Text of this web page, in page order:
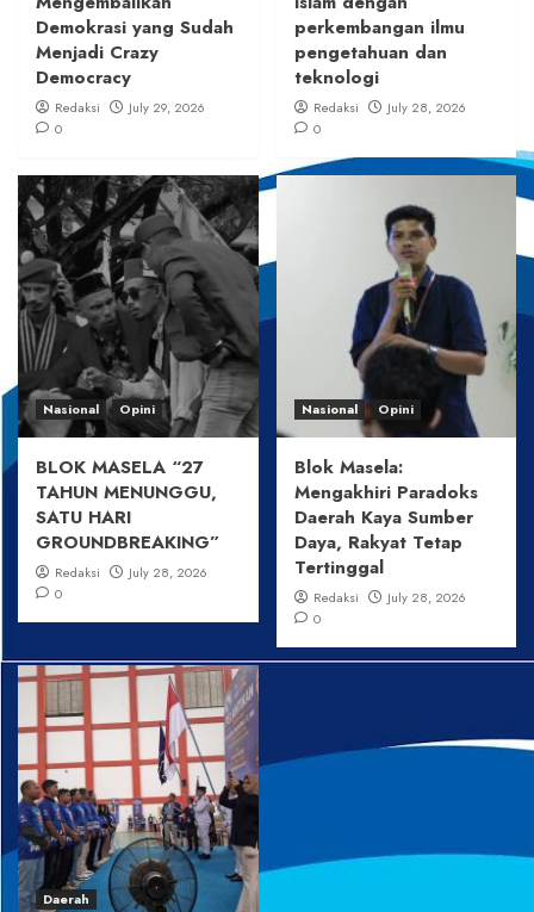
Demokrasi yang Sudah
Menjadi Crazy
Democracy
Redaksi
July 29, 2026
0
perkembangan ilmu
pengetahuan dan
teknologi
Redaksi
July 28, 2026
0
Nasional Opini
BLOK MASELA “27
TAHUN MENUNGGU,
SATU HARI
GROUNDBREAKING”
Redaksi
July 28, 2026
0
Nasional Opini
Blok Masela:
Mengakhiri Paradoks
Daerah Kaya Sumber
Daya, Rakyat Tetap
Tertinggal
Redaksi
July 28, 2026
0
Daerah